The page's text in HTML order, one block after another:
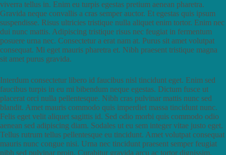
viverra tellus in. Enim eu turpis egestas pretium aenean pharetra.
Gravida neque convallis a cras semper auctor. Et egestas quis ipsum
suspendisse. Risus ultricies tristique nulla aliquet enim tortor. Enim nec
dui nunc mattis. Adipiscing tristique risus nec feugiat in fermentum
posuere urna nec. Consectetur a erat nam at. Purus sit amet volutpat
consequat. Mi eget mauris pharetra et. Nibh praesent tristique magna
sit amet purus gravida.
Interdum consectetur libero id faucibus nisl tincidunt eget. Enim sed
faucibus turpis in eu mi bibendum neque egestas. Dictum fusce ut
placerat orci nulla pellentesque. Nibh cras pulvinar mattis nunc sed
blandit. Amet mauris commodo quis imperdiet massa tincidunt nunc.
Felis eget velit aliquet sagittis id. Sed odio morbi quis commodo odio
aenean sed adipiscing diam. Sodales ut eu sem integer vitae justo eget.
Tellus rutrum tellus pellentesque eu tincidunt. Amet volutpat consequat
mauris nunc congue nisi. Urna nec tincidunt praesent semper feugiat
nibh sed pulvinar proin. Curabitur gravida arcu ac tortor dignissim.